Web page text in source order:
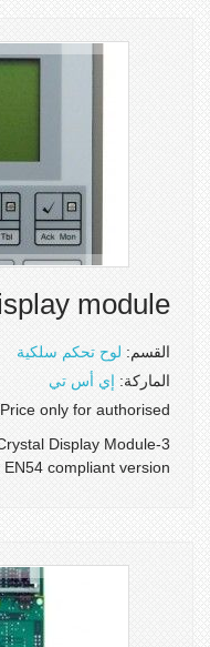
module
القسم: لوح تحكم سلكية
الماركة: إي أس تي
Price only for authorised
EN54 compliant version